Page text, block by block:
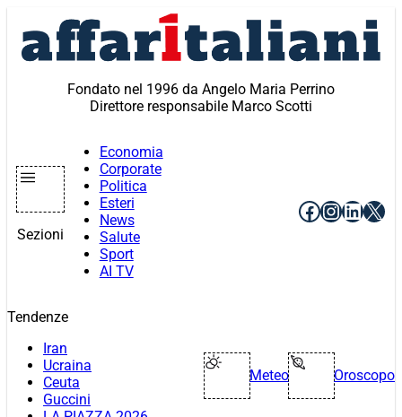
contenuto
Fondato nel 1996 da Angelo Maria Perrino
Direttore responsabile Marco Scotti
Sezioni
Economia
Corporate
Politica
Esteri
News
Salute
Sport
AI TV
Facebook
X
Tendenze
Iran
Ucraina
Ceuta
Guccini
Meteo Oroscopo